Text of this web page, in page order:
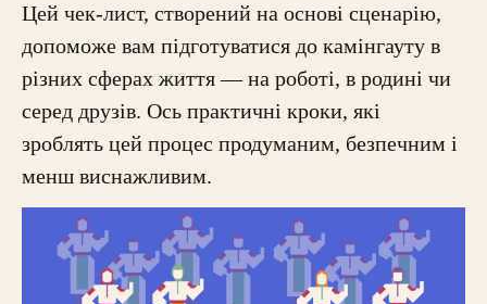
Цей чек-лист, створений на основі сценарію,
допоможе вам підготуватися до камінгауту в
різних сферах життя — на роботі, в родині чи
серед друзів. Ось практичні кроки, які
зроблять цей процес продуманим, безпечним і
менш виснажливим.